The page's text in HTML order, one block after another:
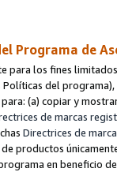
Programa de
para los fines
Políticas del
(a) copiar y
de marcas
Directrices de
productos
en beneficio